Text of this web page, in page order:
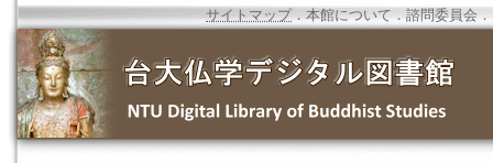
サイトマップ．本館について ．諮問委員会 ．